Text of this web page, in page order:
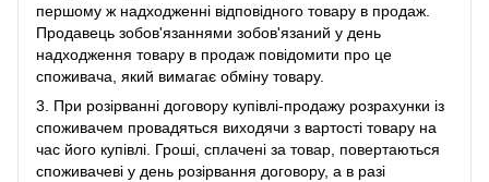
першому ж надходженні відповідного товару в продаж.
Продавець зобов'язаннями зобов'язаний у день
надходження товару в продаж повідомити про це
споживача, який вимагає обміну товару.
3. При розірванні договору купівлі-продажу розрахунки із
споживачем провадяться виходячи з вартості товару на
час його купівлі. Гроші, сплачені за товар, повертаються
споживачеві у день розірвання договору, а в разі